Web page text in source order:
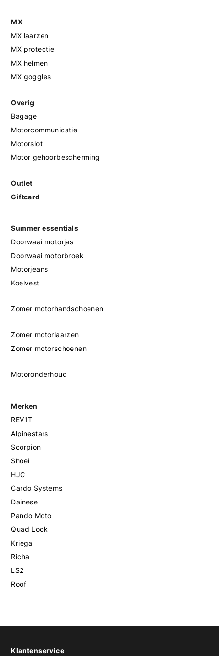
MX
MX laarzen
MX protectie
MX helmen
MX goggles
Overig
Bagage
Motorcommunicatie
Motorslot
Motor gehoorbescherming
Outlet
Giftcard
Summer essentials
Doorwaai motorjas
Doorwaai motorbroek
Motorjeans
Koelvest
Zomer motorhandschoenen
Zomer motorlaarzen
Zomer motorschoenen
Motoronderhoud
Merken
REV'IT
Alpinestars
Scorpion
Shoei
HJC
Cardo Systems
Dainese
Pando Moto
Quad Lock
Kriega
Richa
LS2
Roof
Klantenservice